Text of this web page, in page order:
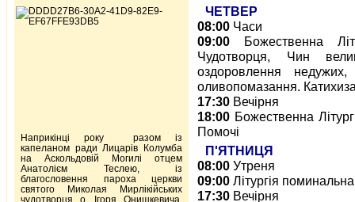
ЧЕТВЕР
08:00 Часи
09:00 Божественна
Чудотворця, Чин
оздоровлення
оливопомазання.
17:30 Вечірня
18:00 Божественна
Помочі
П'ЯТНИЦЯ
08:00 Утреня
09:00 Літургія
17:30 Вечірня
Наприкінці року разом із
капеланом ради Лицарів Колумба
на Аскольдовій Могилі отцем
Анатолієм Теслею, із
благословення пароха церкви
святого Миколая Мирлікійських
чудотворця о. Ігоря Онишкевича,